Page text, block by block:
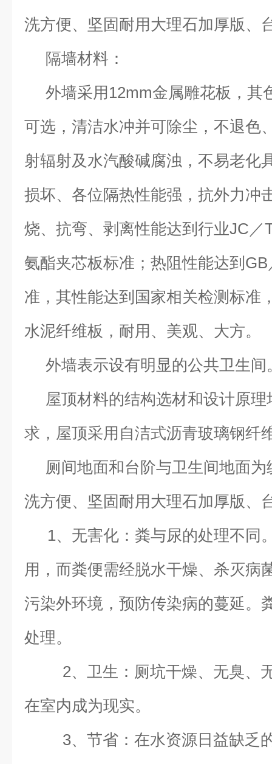
洗方便、坚固耐用大理石加厚版、
隔墙材料：
外墙采用12mm金属雕花板，其
可选，清洁水冲并可除尘，不退色
射辐射及水汽酸碱腐浊，不易老化
损坏、各位隔热性能强，抗外力冲
烧、抗弯、剥离性能达到行业JC／
氨酯夹芯板标准；热阻性能达到
准，其性能达到国家相关检测标准
水泥纤维板，耐用、美观、大方。
外墙表示设有明显的公共卫生间
屋顶材料的结构选材和设计原
求，屋顶采用自洁式沥青玻璃钢纤
厕间地面和台阶与卫生间地面
洗方便、坚固耐用大理石加厚版、
1、无害化：粪与尿的处理不同
用，而粪便需经脱水干燥、杀灭病
污染外环境，预防传染病的蔓延。
处理。
2、卫生：厕坑干燥、无臭、
在室内成为现实。
3、节省：在水资源日益缺乏